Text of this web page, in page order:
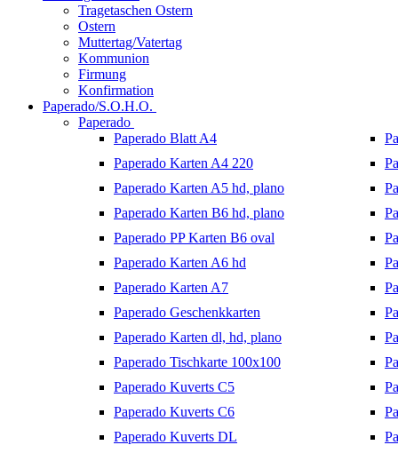
Tragetaschen Ostern
Ostern
Muttertag/Vatertag
Kommunion
Firmung
Konfirmation
Paperado/S.O.H.O.
Paperado
Paperado Blatt A4
Paperado Karten A4 220
Paperado Karten A5 hd, plano
Paperado Karten B6 hd, plano
Paperado PP Karten B6 oval
Paperado Karten A6 hd
Paperado Karten A7
Paperado Geschenkkarten
Paperado Karten dl, hd, plano
Paperado Tischkarte 100x100
Paperado Kuverts C5
Paperado Kuverts C6
Paperado Kuverts DL